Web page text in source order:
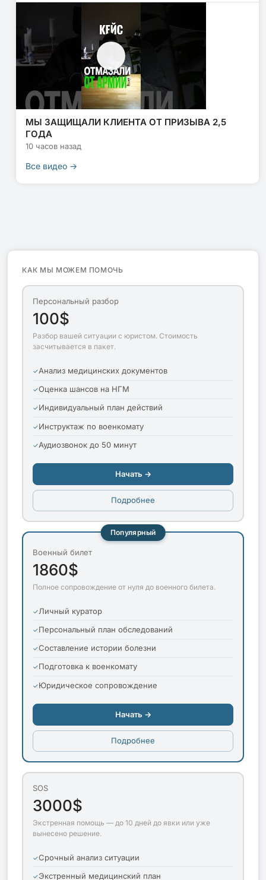
МЫ ЗАЩИЩАЛИ КЛИЕНТА ОТ ПРИЗЫВА 2,5
ГОДА
10 часов назад
Все видео →
КАК МЫ МОЖЕМ ПОМОЧЬ
Персональный разбор
100$
Разбор вашей ситуации с юристом. Стоимость
засчитывается в пакет.
Анализ медицинских документов
Оценка шансов на НГМ
Индивидуальный план действий
Инструктаж по военкомату
Аудиозвонок до 50 минут
Начать →
Подробнее
Популярный
Военный билет
1860$
Полное сопровождение от нуля до военного билета.
Личный куратор
Персональный план обследований
Составление истории болезни
Подготовка к военкомату
Юридическое сопровождение
Начать →
Подробнее
SOS
3000$
Экстренная помощь — до 10 дней до явки или уже
вынесено решение.
Срочный анализ ситуации
Экстренный медицинский план